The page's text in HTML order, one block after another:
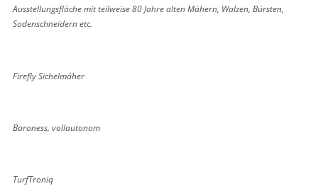
Ausstellungsfläche mit teilweise 80 Jahre alten Mähern, Walzen, Bürsten,
Sodenschneidern etc.
Firefly Sichelmäher
Baroness, vollautonom
TurfTroniq